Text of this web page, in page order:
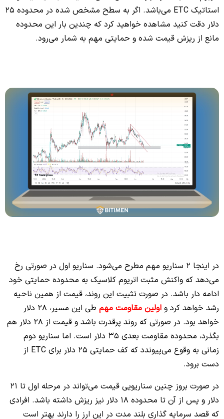
استاتیک ETC می‌باشد. اگر به سطح مشخص شده در محدوده 25
دلار دقت کنید مشاهده خواهید کرد که چندین بار این محدوده
مانع از ریزش قیمت شده و حمایتی مهم به شمار می‌رود.
در اینجا 2 سناریو مهم مطرح می‌شود. سناریو اول در صورتی رخ
می‌دهد که واکنش مثبت اتریوم کلاسیک به محدوده حمایتی خود
ادامه دار باشد. در صورت تثبیت این روند، قیمت از همین ناحیه
رشد خواهد کرد و اولین مقاومت مهم
طی این مسیر، 28 دلار
خواهد بود. در صورتی که روند پرقدرت باشد و قیمت از 28 دلار هم
بگذرد، محدوده مقاومت بعدی 35 دلار است. اما سناریو دوم
زمانی به وقوع می‌پیوندد که کف حمایتی 25 دلار برای ETC از
دست برود.
در صورت بروز چنین سناریویی قیمت می‌تواند در مرحله اول تا 21
دلار و پس از آن تا محدوده 18 دلار نیز ریزش داشته باشد. افرادی
که قصد سرمایه گذاری بلند مدت در این ارز را دارند بهتر است